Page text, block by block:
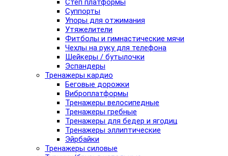
Степ платформы
Суппорты
Упоры для отжимания
Утяжелители
Фитболы и гимнастические мячи
Чехлы на руку для телефона
Шейкеры / бутылочки
Эспандеры
Тренажеры кардио
Беговые дорожки
Виброплатформы
Тренажеры велосипедные
Тренажеры гребные
Тренажеры для бедер и ягодиц
Тренажеры эллиптические
Эйрбайки
Тренажеры силовые